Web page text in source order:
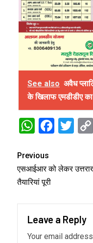
See also अवैध
के खिलाफ एमडीडीए
Previous
एसआईआर को लेकर
तैयारियां पूरी
Leave a Reply
Your email